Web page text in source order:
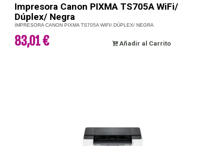
Impresora Canon PIXMA TS705A WiFi/
Dúplex/ Negra
IMPRESORA CANON PIXMA TS705A WIFI/ DÚPLEX/ NEGRA
83,01 € Añadir al Carrito